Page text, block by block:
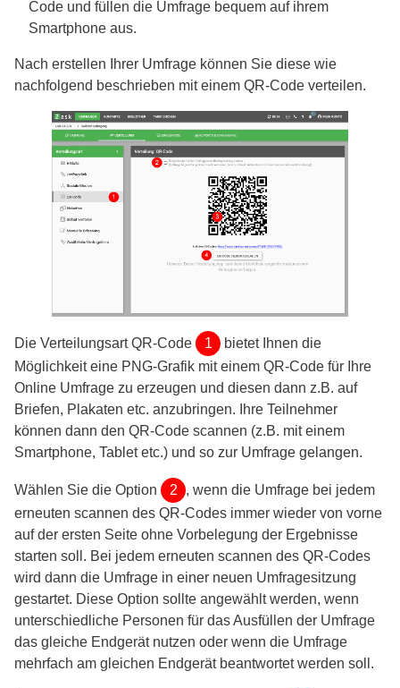
Code und füllen die Umfrage bequem auf ihrem
Smartphone aus.
Nach erstellen Ihrer Umfrage können Sie diese wie
nachfolgend beschrieben mit einem QR-Code verteilen.
Die Verteilungsart QR-Code 1
bietet Ihnen die
Möglichkeit eine PNG-Grafik mit einem QR-Code für Ihre
Online Umfrage zu erzeugen und diesen dann z.B. auf
Briefen, Plakaten etc. anzubringen. Ihre Teilnehmer
können dann den QR-Code scannen (z.B. mit einem
Smartphone, Tablet etc.) und so zur Umfrage gelangen.
Wählen Sie die Option 2
, wenn die Umfrage bei jedem
erneuten scannen des QR-Codes immer wieder von vorne
auf der ersten Seite ohne Vorbelegung der Ergebnisse
starten soll. Bei jedem erneuten scannen des QR-Codes
wird dann die Umfrage in einer neuen Umfragesitzung
gestartet. Diese Option sollte angewählt werden, wenn
unterschiedliche Personen für das Ausfüllen der Umfrage
das gleiche Endgerät nutzen oder wenn die Umfrage
mehrfach am gleichen Endgerät beantwortet werden soll.